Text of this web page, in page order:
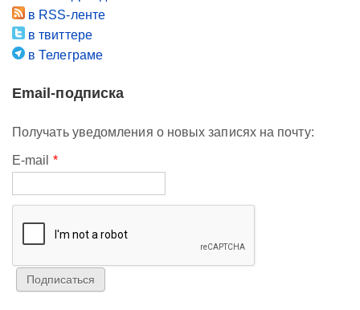
в RSS-ленте
в твиттере
в Телеграме
Email-подписка
Получать уведомления о новых записях на почту:
E-mail *